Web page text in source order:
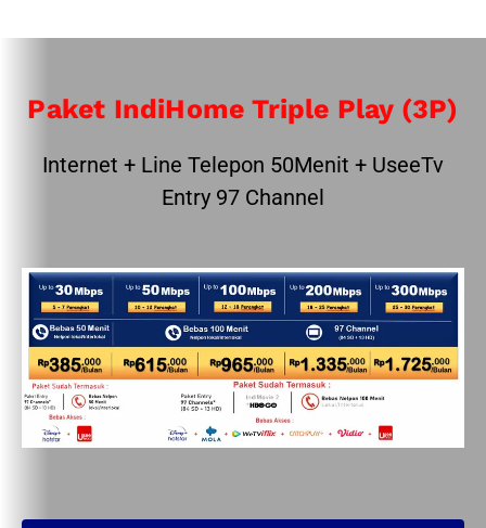
Paket IndiHome Triple Play (3P)
Internet + Line Telepon 50Menit + UseeTv
Entry 97 Channel